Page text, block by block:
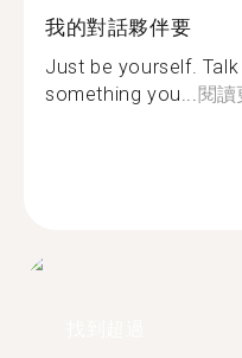
我的對話夥伴要
Just be yourself.
something you...閱讀